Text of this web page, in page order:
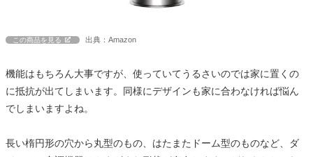
この商品を見る 出典：Amazon
機能はもちろん大事ですが、使っていてうるさいのでは家に置くの
に抵抗が出てしまいます。同様にデザインも家に合わなければ悩ん
でしまいますよね。
長い楕円形の穴から丸型のもの、はたまたドーム型のものなど、ダ